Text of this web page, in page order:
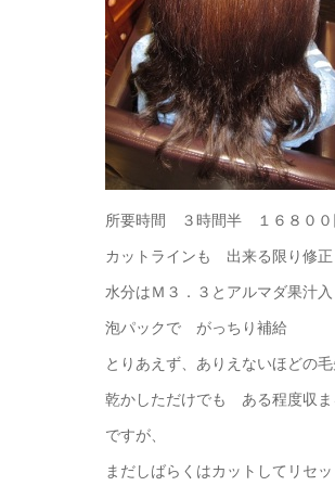
所要時間 ３時間半 １６８００
カットラインも 出来る限り修正
水分はＭ３．３とアルマダ果汁
泡パックで がっちり補給
とりあえず、ありえないほどの
乾かしただけでも ある程度収ま
ですが、
まだしばらくはカットしてリセ